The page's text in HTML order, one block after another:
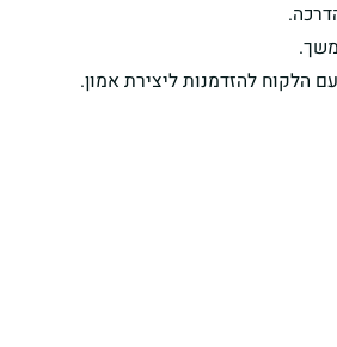
הלקוח להזדמנות ליצירת אמון.